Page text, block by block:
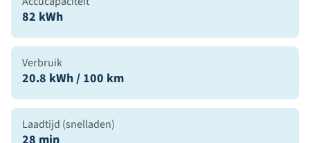
82 kWh
Verbruik
20.8 kWh / 100 km
Laadtijd (snelladen)